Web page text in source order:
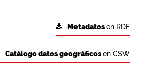
Metadatosen RDF
Catálogo datos geográficosen CSW